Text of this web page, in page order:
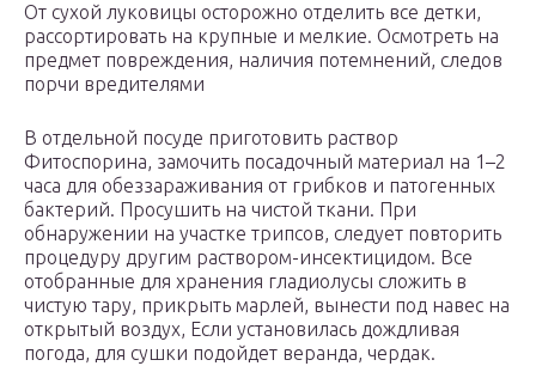
От сухой луковицы осторожно отделить все детки,
рассортировать на крупные и мелкие. Осмотреть на
предмет повреждения, наличия потемнений, следов
порчи вредителями
В отдельной посуде приготовить раствор
Фитоспорина, замочить посадочный материал на 1–2
часа для обеззараживания от грибков и патогенных
бактерий. Просушить на чистой ткани. При
обнаружении на участке трипсов, следует повторить
процедуру другим раствором-инсектицидом. Все
отобранные для хранения гладиолусы сложить в
чистую тару, прикрыть марлей, вынести под навес на
открытый воздух, Если установилась дождливая
погода, для сушки подойдет веранда, чердак.